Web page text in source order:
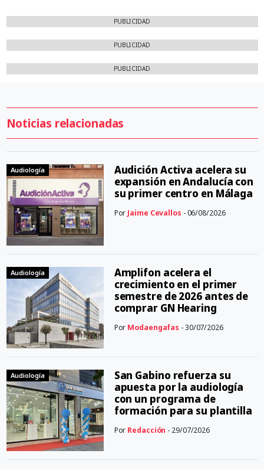
PUBLICIDAD
PUBLICIDAD
PUBLICIDAD
Noticias relacionadas
Audiología
Audición Activa acelera su
expansión en Andalucía con
su primer centro en Málaga
Por Jaime Cevallos - 06/08/2026
Audiología
Amplifon acelera el
crecimiento en el primer
semestre de 2026 antes de
comprar GN Hearing
Por Modaengafas - 30/07/2026
Audiología
San Gabino refuerza su
apuesta por la audiología
con un programa de
formación para su plantilla
Por Redacción - 29/07/2026